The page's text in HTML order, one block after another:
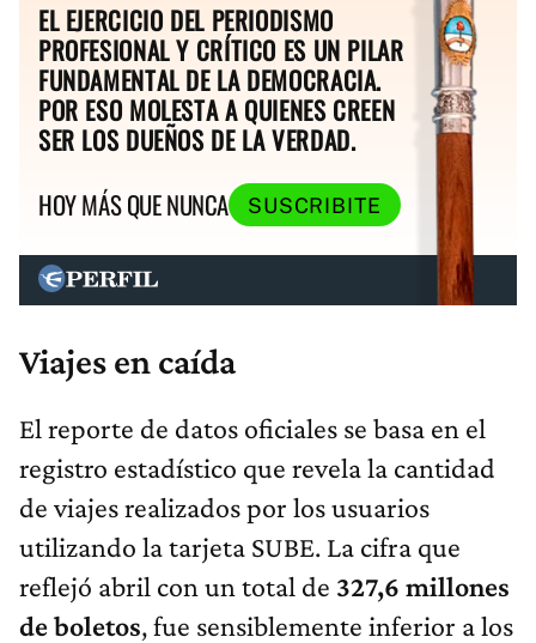
EL EJERCICIO DEL PERIODISMO
PROFESIONAL Y CRÍTICO ES UN PILAR
FUNDAMENTAL DE LA DEMOCRACIA.
POR ESO MOLESTA A QUIENES CREEN
SER LOS DUEÑOS DE LA VERDAD.
HOY MÁS QUE NUNCA
SUSCRIBITE
Viajes en caída
El reporte de datos oficiales se basa en el
registro estadístico que revela la cantidad
de viajes realizados por los usuarios
utilizando la tarjeta SUBE. La cifra que
reflejó abril con un total de 327,6 millones
de boletos, fue sensiblemente inferior a los